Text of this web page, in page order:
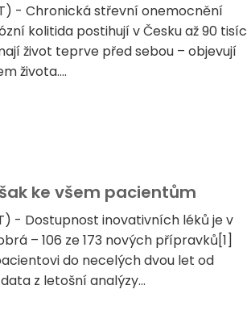
- Chronická střevní onemocnění
kolitida postihují v Česku až 90 tisíc
život teprve před sebou – objevují
života....
ke všem pacientům
- Dostupnost inovativních léků je v
– 106 ze 173 nových přípravků[1]
do necelých dvou let od
z letošní analýzy...